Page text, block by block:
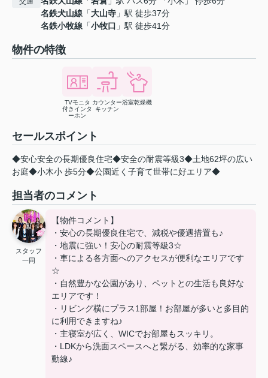
名鉄犬山線 「大山寺 」駅 徒歩37分
名鉄小牧線 「小牧口 」駅 徒歩41分
物件の特徴
TVモニタ
付きインタ
ーホン
カウンター
キッチン
浴室乾燥機
セールスポイント
◆安心安全の長期優良住宅◆安全の耐震等級3◆土地62坪の広い
お庭◆小木小 歩5分◆公園近く子育て世帯に好エリア◆
担当者のコメント
スタッフ
一同
【物件コメント】
・安心の長期優良住宅で、減税や優遇措置も♪
・地震に強い！安心の耐震等級3☆
・車による各方面へのアクセスが便利なエリアです
☆
・自然豊かな公園があり、ペットとの生活も良好な
エリアです！
・リビング横にプラス1部屋！お部屋が多いと多目的
に利用できますね♪
・主寝室が広く、WICでお部屋もスッキリ。
・LDKから洗面スペースへと繋がる、効率的な家事
動線♪